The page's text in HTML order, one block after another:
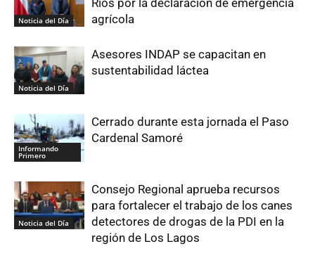
Noticia del Día
agrícola
Noticia del Día
Asesores INDAP se capacitan en
sustentabilidad láctea
Informando
Primero
Cerrado durante esta jornada el Paso
Cardenal Samoré
Noticia del Día
Consejo Regional aprueba recursos
para fortalecer el trabajo de los canes
detectores de drogas de la PDI en la
región de Los Lagos